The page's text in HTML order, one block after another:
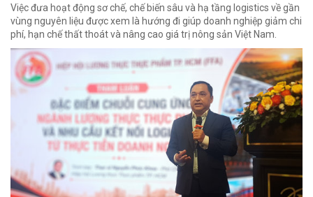
Việc đưa hoạt động sơ chế, chế biến sâu và hạ tầng logistics về gần
vùng nguyên liệu được xem là hướng đi giúp doanh nghiệp giảm chi
phí, hạn chế thất thoát và nâng cao giá trị nông sản Việt Nam.